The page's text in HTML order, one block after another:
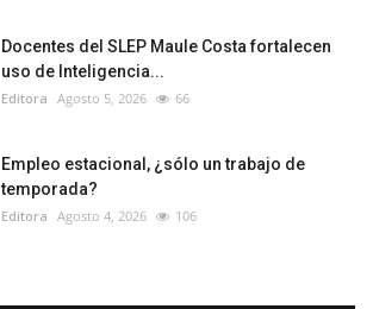
Docentes del SLEP Maule Costa fortalecen
uso de Inteligencia...
Editora Agosto 5, 2026 66
Empleo estacional, ¿sólo un trabajo de
temporada?
Editora Agosto 4, 2026 106